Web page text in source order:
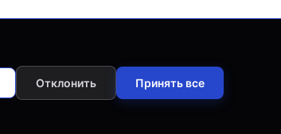
Отклонить Принять все